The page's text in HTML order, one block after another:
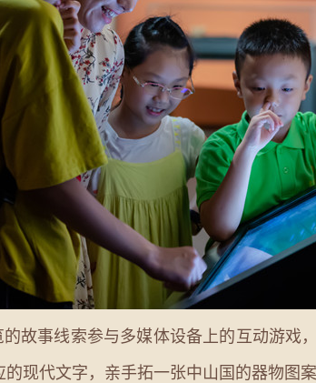
事线索参与多媒体设备上的互动游戏
现代文字，亲手拓一张中山国的器物